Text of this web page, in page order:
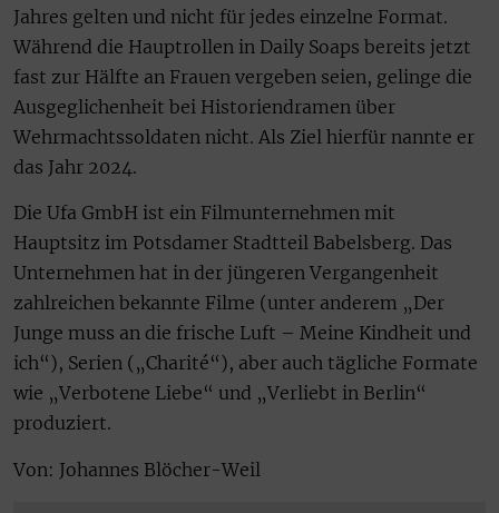
Jahres gelten und nicht für jedes einzelne Format.
Während die Hauptrollen in Daily Soaps bereits jetzt
fast zur Hälfte an Frauen vergeben seien, gelinge die
Ausgeglichenheit bei Historiendramen über
Wehrmachtssoldaten nicht. Als Ziel hierfür nannte er
das Jahr 2024.
Die Ufa GmbH ist ein Filmunternehmen mit
Hauptsitz im Potsdamer Stadtteil Babelsberg. Das
Unternehmen hat in der jüngeren Vergangenheit
zahlreichen bekannte Filme (unter anderem „Der
Junge muss an die frische Luft – Meine Kindheit und
ich“), Serien („Charité“), aber auch tägliche Formate
wie „Verbotene Liebe“ und „Verliebt in Berlin“
produziert.
Von: Johannes Blöcher-Weil